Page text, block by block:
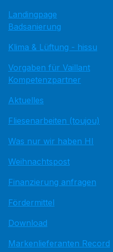
Landingpage
Badsanierung
Klima & Lüftung - hissu
Vorgaben für Vaillant
Kompetenzpartner
Aktuelles
Fliesenarbeiten (toujou)
Was nur wir haben HI
Weihnachtspost
Finanzierung anfragen
Fördermittel
Download
Markenlieferanten Record